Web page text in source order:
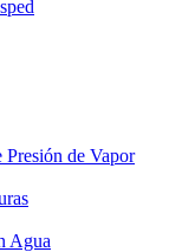
de Vapor
Agua